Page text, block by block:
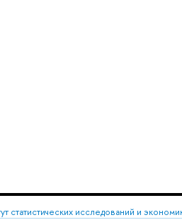
статистических исследований и